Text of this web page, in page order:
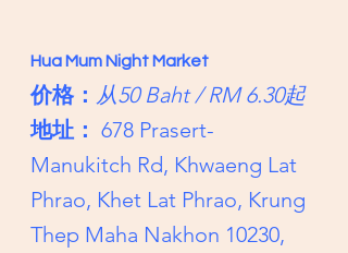
Hua Mum Night Market
价格： 从50 Baht / RM 6.30起
地址： 678 Prasert-
Manukitch Rd, Khwaeng Lat
Phrao, Khet Lat Phrao, Krung
Thep Maha Nakhon 10230,